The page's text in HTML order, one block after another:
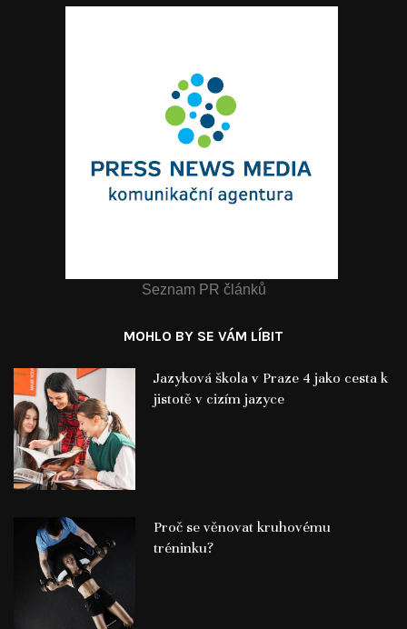
Seznam PR článků
MOHLO BY SE VÁM LÍBIT
Jazyková škola v Praze 4 jako cesta k
jistotě v cizím jazyce
Proč se věnovat kruhovému
tréninku?